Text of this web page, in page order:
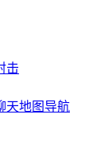
击
天地图导航